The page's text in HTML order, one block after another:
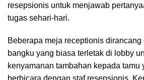
resepsionis untuk menjawab
tugas sehari-hari.
Beberapa meja receptionis dirancang
bangku yang biasa terletak di lobby
kenyamanan tambahan kepada tamu
berbicara dengan staf resepsionis.